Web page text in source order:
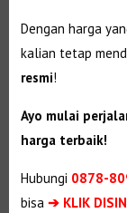
Dengan harga
kalian tetap
resmi!
Ayo mulai
harga terbaik!
Hubungi 0878-
bisa➔ KLIK